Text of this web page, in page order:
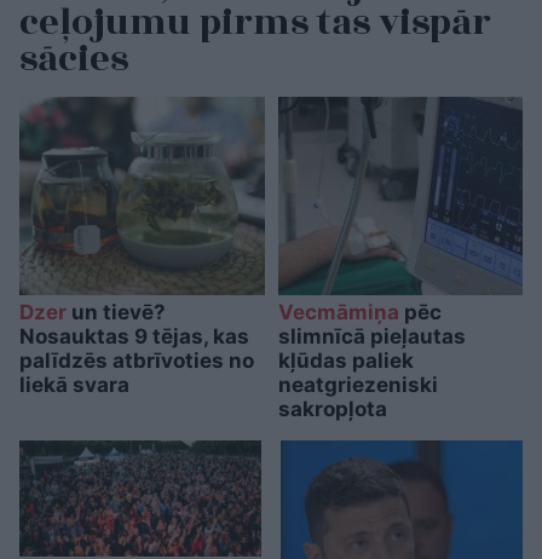
ceļojumu pirms tas vispār
sācies
Dzer un tievē?
Nosauktas 9 tējas, kas
palīdzēs atbrīvoties no
liekā svara
Vecmāmiņa pēc
slimnīcā pieļautas
kļūdas paliek
neatgriezeniski
sakropļota